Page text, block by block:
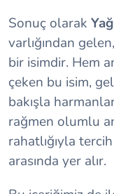
Sonuç olarak
varlığından
bir isimdir. Hem
çeken bu isim,
bakışla
rağmen olumlu
rahatlığıyla
arasında yer alır.